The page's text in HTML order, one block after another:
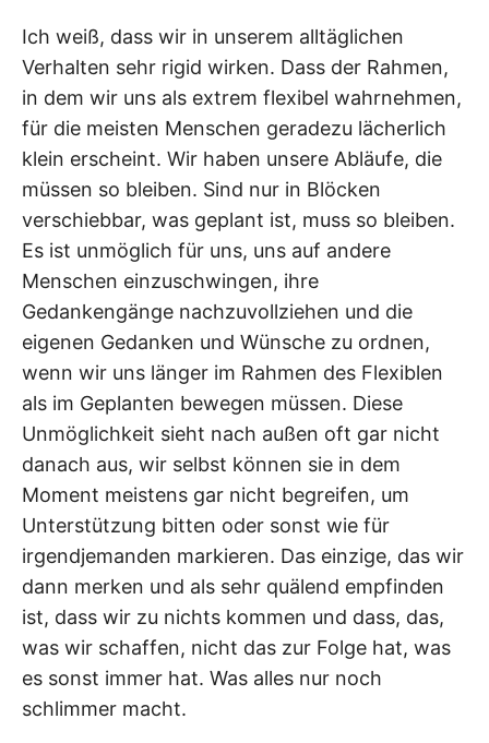
Ich weiß, dass wir in unserem alltäglichen
Verhalten sehr rigid wirken. Dass der Rahmen,
in dem wir uns als extrem flexibel wahrnehmen,
für die meisten Menschen geradezu lächerlich
klein erscheint. Wir haben unsere Abläufe, die
müssen so bleiben. Sind nur in Blöcken
verschiebbar, was geplant ist, muss so bleiben.
Es ist unmöglich für uns, uns auf andere
Menschen einzuschwingen, ihre
Gedankengänge nachzuvollziehen und die
eigenen Gedanken und Wünsche zu ordnen,
wenn wir uns länger im Rahmen des Flexiblen
als im Geplanten bewegen müssen. Diese
Unmöglichkeit sieht nach außen oft gar nicht
danach aus, wir selbst können sie in dem
Moment meistens gar nicht begreifen, um
Unterstützung bitten oder sonst wie für
irgendjemanden markieren. Das einzige, das wir
dann merken und als sehr quälend empfinden
ist, dass wir zu nichts kommen und dass, das,
was wir schaffen, nicht das zur Folge hat, was
es sonst immer hat. Was alles nur noch
schlimmer macht.